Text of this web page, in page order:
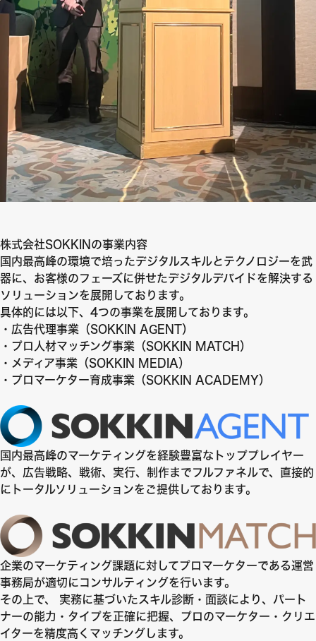
株式会社SOKKINの事業内容
国内最高峰の環境で培ったデジタルスキルとテクノロジーを武
器に、お客様のフェーズに併せたデジタルデバイドを解決する
ソリューションを展開しております。
具体的には以下、4つの事業を展開しております。
・広告代理事業（SOKKIN AGENT）
・プロ人材マッチング事業（SOKKIN MATCH）
・メディア事業（SOKKIN MEDIA）
・プロマーケター育成事業（SOKKIN ACADEMY）
国内最高峰のマーケティングを経験豊富なトッププレイヤー
が、広告戦略、戦術、実行、制作までフルファネルで、直接的
にトータルソリューションをご提供しております。
企業のマーケティング課題に対してプロマーケターである運営
事務局が適切にコンサルティングを行います。
その上で、 実務に基づいたスキル診断・面談により、パート
ナーの能力・タイプを正確に把握、プロのマーケター・クリエ
イターを精度高くマッチングします。